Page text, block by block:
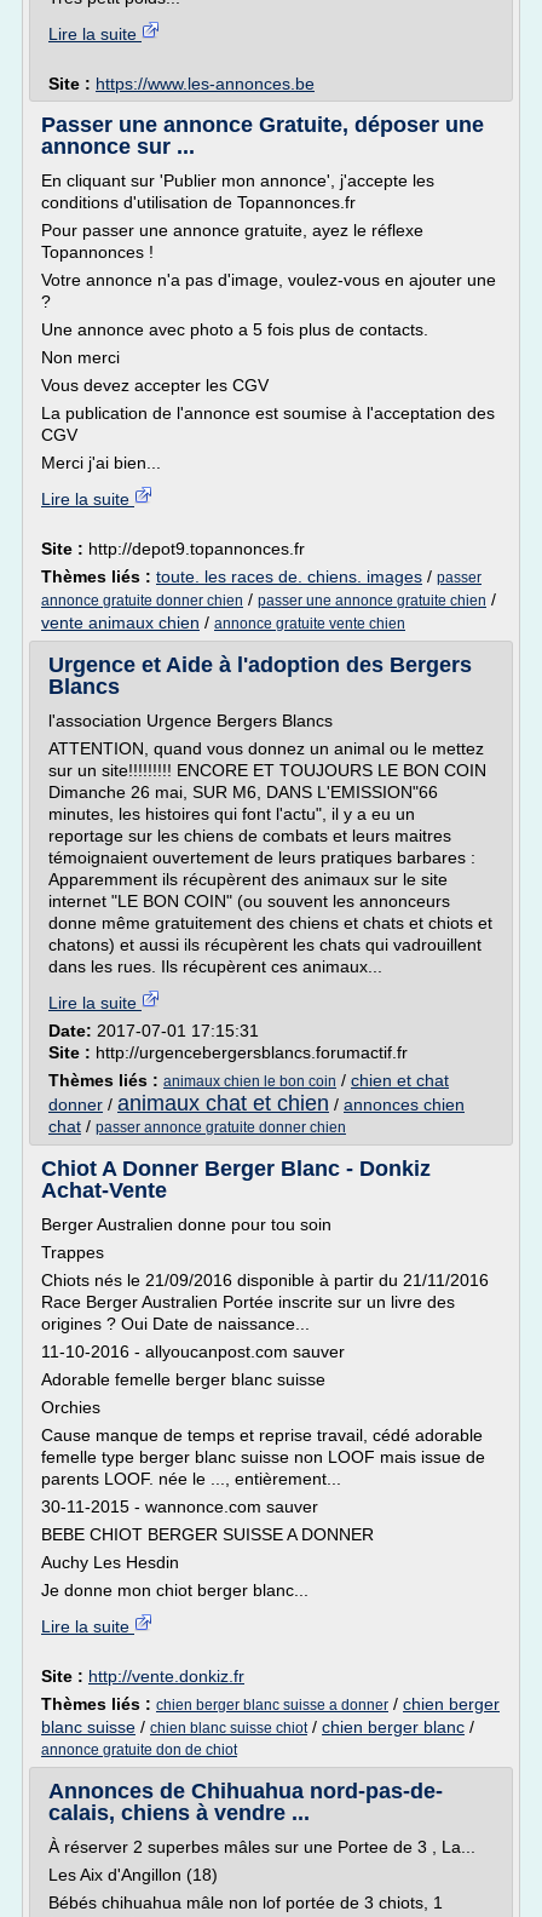
Lire la suite
Site : https://www.les-annonces.be
Passer une annonce Gratuite, déposer une
annonce sur ...
En cliquant sur 'Publier mon annonce', j'accepte les
conditions d'utilisation de Topannonces.fr
Pour passer une annonce gratuite, ayez le réflexe
Topannonces !
Votre annonce n'a pas d'image, voulez-vous en ajouter une
?
Une annonce avec photo a 5 fois plus de contacts.
Non merci
Vous devez accepter les CGV
La publication de l'annonce est soumise à l'acceptation des
CGV
Merci j'ai bien...
Lire la suite
Site : http://depot9.topannonces.fr
Thèmes liés : toute. les races de. chiens. images / passer
annonce gratuite donner chien / passer une annonce gratuite chien /
vente animaux chien / annonce gratuite vente chien
Urgence et Aide à l'adoption des Bergers
Blancs
l'association Urgence Bergers Blancs
ATTENTION, quand vous donnez un animal ou le mettez
sur un site!!!!!!!!! ENCORE ET TOUJOURS LE BON COIN
Dimanche 26 mai, SUR M6, DANS L'EMISSION"66
minutes, les histoires qui font l'actu", il y a eu un
reportage sur les chiens de combats et leurs maitres
témoignaient ouvertement de leurs pratiques barbares :
Apparemment ils récupèrent des animaux sur le site
internet "LE BON COIN" (ou souvent les annonceurs
donne même gratuitement des chiens et chats et chiots et
chatons) et aussi ils récupèrent les chats qui vadrouillent
dans les rues. Ils récupèrent ces animaux...
Lire la suite
Date: 2017-07-01 17:15:31
Site : http://urgencebergersblancs.forumactif.fr
Thèmes liés : animaux chien le bon coin / chien et chat
donner / animaux chat et chien / annonces chien
chat / passer annonce gratuite donner chien
Chiot A Donner Berger Blanc - Donkiz
Achat-Vente
Berger Australien donne pour tou soin
Trappes
Chiots nés le 21/09/2016 disponible à partir du 21/11/2016
Race Berger Australien Portée inscrite sur un livre des
origines ? Oui Date de naissance...
11-10-2016 - allyoucanpost.com sauver
Adorable femelle berger blanc suisse
Orchies
Cause manque de temps et reprise travail, cédé adorable
femelle type berger blanc suisse non LOOF mais issue de
parents LOOF. née le ..., entièrement...
30-11-2015 - wannonce.com sauver
BEBE CHIOT BERGER SUISSE A DONNER
Auchy Les Hesdin
Je donne mon chiot berger blanc...
Lire la suite
Site : http://vente.donkiz.fr
Thèmes liés : chien berger blanc suisse a donner / chien berger
blanc suisse / chien blanc suisse chiot/ chien berger blanc /
annonce gratuite don de chiot
Annonces de Chihuahua nord-pas-de-
calais, chiens à vendre ...
À réserver 2 superbes mâles sur une Portee de 3 , La...
Les Aix d'Angillon (18)
Bébés chihuahua mâle non lof portée de 3 chiots, 1